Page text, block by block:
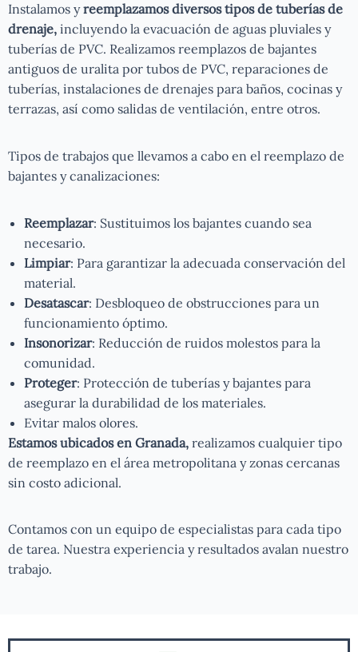
Instalamos yreemplazamos diversos tipos de tuberías de
drenaje, incluyendo la evacuación de aguas pluviales y
tuberías de PVC. Realizamos reemplazos de bajantes
antiguos de uralita por tubos de PVC, reparaciones de
tuberías, instalaciones de drenajes para baños, cocinas y
terrazas, así como salidas de ventilación, entre otros.
Tipos de trabajos que llevamos a cabo en el reemplazo de
bajantes y canalizaciones:
Reemplazar: Sustituimos los bajantes cuando sea
necesario.
Limpiar: Para garantizar la adecuada conservación del
material.
Desatascar: Desbloqueo de obstrucciones para un
funcionamiento óptimo.
Insonorizar: Reducción de ruidos molestos para la
comunidad.
Proteger: Protección de tuberías y bajantes para
asegurar la durabilidad de los materiales.
Evitar malos olores.
Estamos ubicados en Granada, realizamos cualquier tipo
de reemplazo en el área metropolitana y zonas cercanas
sin costo adicional.
Contamos con un equipo de especialistas para cada tipo
de tarea. Nuestra experiencia y resultados avalan nuestro
trabajo.